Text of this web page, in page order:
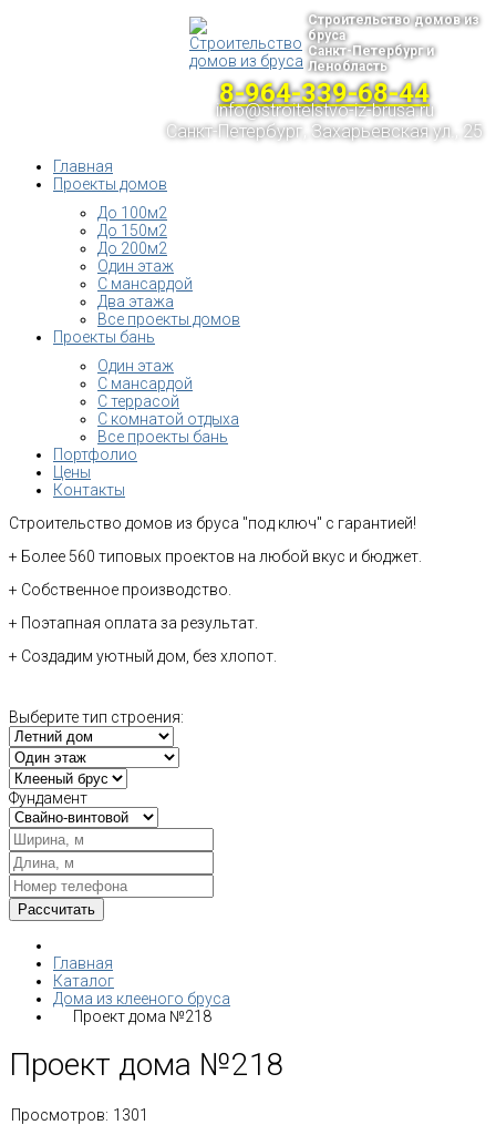
Строительство домов из
бруса
Санкт-Петербург и
Ленобласть
8-964-339-68-44
info@stroitelstvo-iz-brusa.ru
Санкт-Петербург, Захарьевская ул., 25
Главная
Проекты домов
До 100м2
До 150м2
До 200м2
Один этаж
С мансардой
Два этажа
Все проекты домов
Проекты бань
Один этаж
С мансардой
С террасой
С комнатой отдыха
Все проекты бань
Портфолио
Цены
Контакты
Строительство домов из бруса "под ключ" с гарантией!
+ Более 560 типовых проектов на любой вкус и бюджет.
+ Собственное производство.
+ Поэтапная оплата за результат.
+ Создадим уютный дом, без хлопот.
Выберите тип строения:
Фундамент
Главная
Каталог
Дома из клееного бруса
Проект дома №218
Проект дома №218
Просмотров: 1301